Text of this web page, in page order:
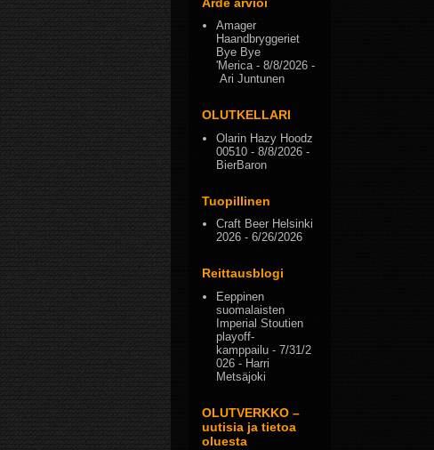
Amager
Haandbryggeriet
Bye Bye
'Merica- 8/8/2026 -
Ari Juntunen
OLUTKELLARI
Olarin Hazy Hoodz
00510 - 8/8/2026 -
BierBaron
Tuopillinen
Craft Beer Helsinki
2026 - 6/26/2026
Reittausblogi
Eeppinen
suomalaisten
Imperial Stoutien
playoff-
kamppailu - 7/31/2
026 - Harri
Metsäjoki
OLUTVERKKO –
uutisia ja tietoa
oluesta